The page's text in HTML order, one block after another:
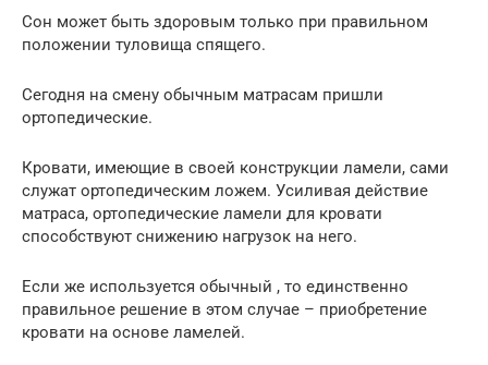
Сон может быть здоровым только при правильном
положении туловища спящего.
Сегодня на смену обычным матрасам пришли
ортопедические.
Кровати, имеющие в своей конструкции ламели, сами
служат ортопедическим ложем. Усиливая действие
матраса, ортопедические ламели для кровати
способствуют снижению нагрузок на него.
Если же используется обычный , то единственно
правильное решение в этом случае – приобретение
кровати на основе ламелей.